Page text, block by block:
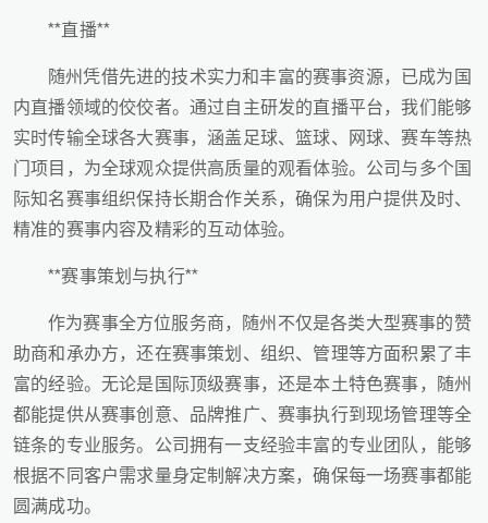
**直播**
随州凭借先进的技术实力和丰富的赛事资源，已成为国
内直播领域的佼佼者。通过自主研发的直播平台，我们能够
实时传输全球各大赛事，涵盖足球、篮球、网球、赛车等热
门项目，为全球观众提供高质量的观看体验。公司与多个国
际知名赛事组织保持长期合作关系，确保为用户提供及时、
精准的赛事内容及精彩的互动体验。
**赛事策划与执行**
作为赛事全方位服务商，随州不仅是各类大型赛事的赞
助商和承办方，还在赛事策划、组织、管理等方面积累了丰
富的经验。无论是国际顶级赛事，还是本土特色赛事，随州
都能提供从赛事创意、品牌推广、赛事执行到现场管理等全
链条的专业服务。公司拥有一支经验丰富的专业团队，能够
根据不同客户需求量身定制解决方案，确保每一场赛事都能
圆满成功。